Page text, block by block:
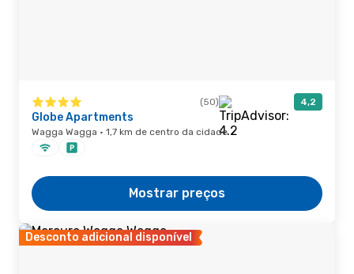
(50) 4,2
Globe Apartments
Wagga Wagga · 1,7 km de centro da cidade
Mostrar preços
Desconto adicional disponível